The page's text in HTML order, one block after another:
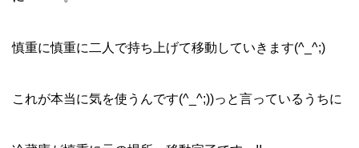
慎重に慎重に二人で持ち上げて移動していきます(^_^;)
これが本当に気を使うんです(^_^;))っと言っているうちに